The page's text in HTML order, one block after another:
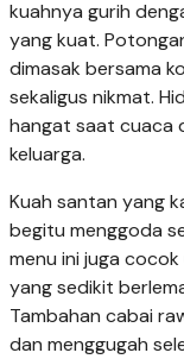
kuahnya gurih
yang kuat.
dimasak bersama
sekaligus nikmat.
hangat saat cuaca
keluarga.
Kuah santan yang
begitu menggoda
menu ini juga
yang sedikit
Tambahan cabai
dan menggugah